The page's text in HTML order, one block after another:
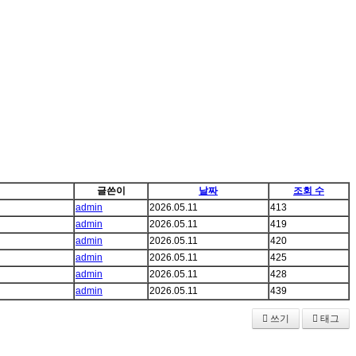
글쓴이 날짜
조회 수
admin
2026.05.11
413
admin
2026.05.11
419
admin
2026.05.11
420
admin
2026.05.11
425
admin
2026.05.11
428
admin
2026.05.11 439
쓰기 태그